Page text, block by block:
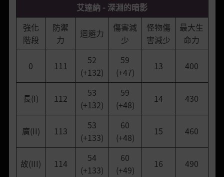
艾達納 - 深淵的暗影
強化
階段
防禦
力
迴避力
傷害減
少
怪物傷
害減少
最大生
命力
0 111
52
(+132)
59
(+47)
13 400
長(I) 112
53
(+132)
59
(+48)
14 430
廣(II) 113
53
(+133)
60
(+48)
15 460
故(III) 114
54
(+133)
60
(+49)
16 490